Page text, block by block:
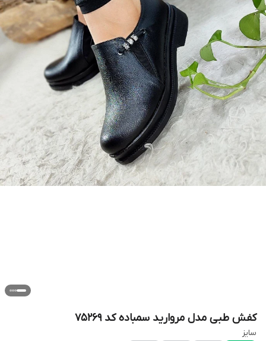
کفش طبی مدل مروارید سمباده کد 75269
سایز